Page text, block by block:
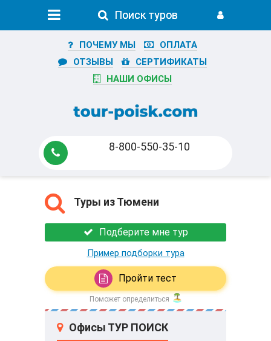
Поиск туров
Поиск туров
ПОЧЕМУ МЫ
ОПЛАТА
ОТЗЫВЫ
СЕРТИФИКАТЫ
НАШИ ОФИСЫ
8-800-550-35-10
Туры из Тюмени
Подберите мне тур
Пример подборки тура
Пройти тест
Поможет определиться
Офисы ТУР ПОИСК